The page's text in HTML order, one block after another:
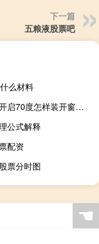
下一篇
五粮液股票吧
么材料
上悬窗开启70度怎样装开窗器（上悬窗）
公式解释
配资
票分时图
☚